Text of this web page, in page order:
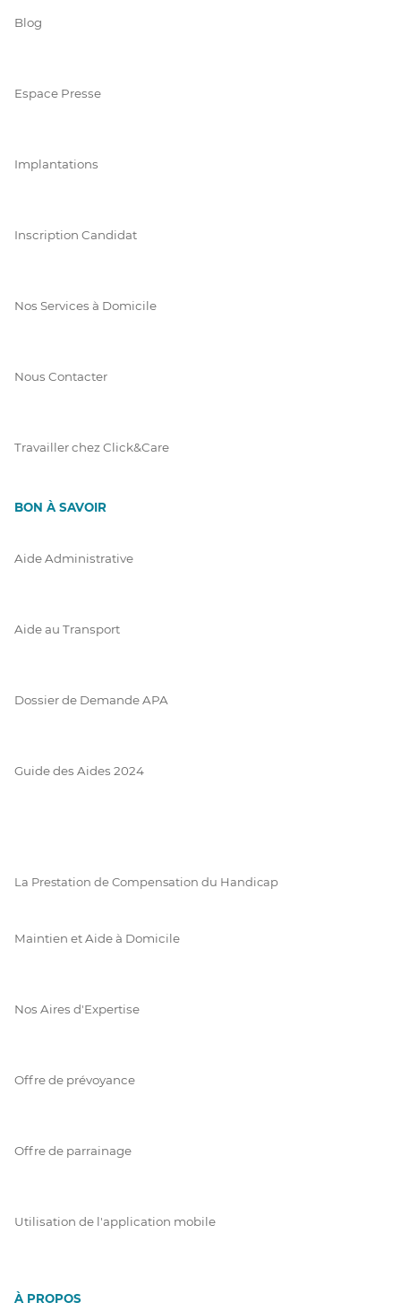
Blog
Espace Presse
Implantations
Inscription Candidat
Nos Services à Domicile
Nous Contacter
Travailler chez Click&Care
BON À SAVOIR
Aide Administrative
Aide au Transport
Dossier de Demande APA
Guide des Aides 2024
La Prestation de Compensation du Handicap
Maintien et Aide à Domicile
Nos Aires d'Expertise
Offre de prévoyance
Offre de parrainage
Utilisation de l'application mobile
À PROPOS